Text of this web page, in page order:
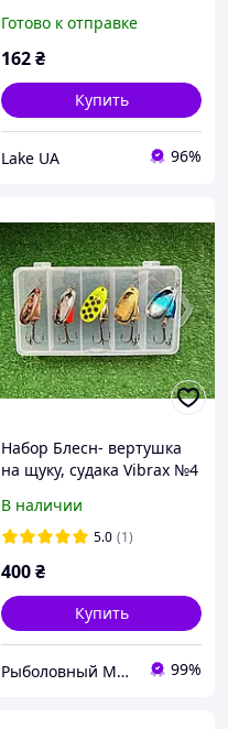
C
Готово к отправке
162₴
Купить
Lake UA 96%
Набор Блесн- вертушка
на щуку, судака Vibrax №4
В наличии
5.0 (1)
400₴
Купить
Рыболовный Магазин "Svit Primanki" 99%